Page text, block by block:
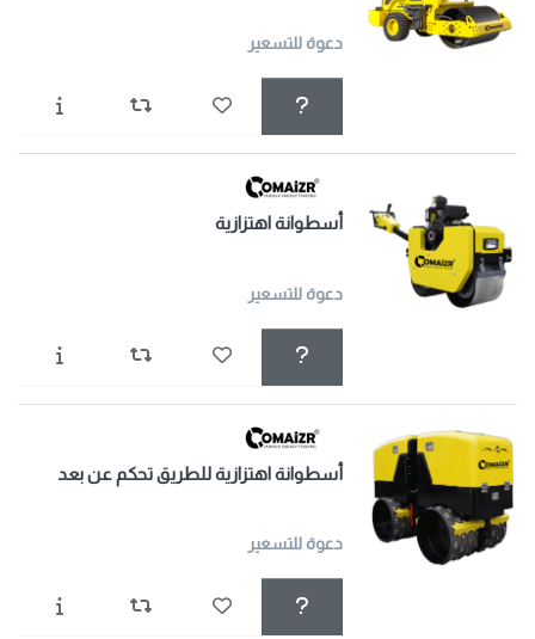
دعوة للتسعير
أسطوانة اهتزازية
دعوة للتسعير
أسطوانة اهتزازية للطريق تحكم عن بعد
دعوة للتسعير